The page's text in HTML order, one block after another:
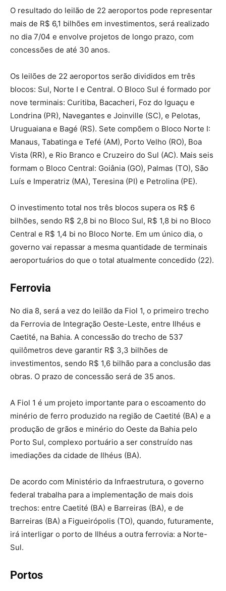
O resultado do leilão de 22 aeroportos pode representar
mais de R$ 6,1 bilhões em investimentos, será realizado
no dia 7/04 e envolve projetos de longo prazo, com
concessões de até 30 anos.
Os leilões de 22 aeroportos serão divididos em três
blocos: Sul, Norte I e Central. O Bloco Sul é formado por
nove terminais: Curitiba, Bacacheri, Foz do Iguaçu e
Londrina (PR), Navegantes e Joinville (SC), e Pelotas,
Uruguaiana e Bagé (RS). Sete compõem o Bloco Norte I:
Manaus, Tabatinga e Tefé (AM), Porto Velho (RO), Boa
Vista (RR), e Rio Branco e Cruzeiro do Sul (AC). Mais seis
formam o Bloco Central: Goiânia (GO), Palmas (TO), São
Luís e Imperatriz (MA), Teresina (PI) e Petrolina (PE).
O investimento total nos três blocos supera os R$ 6
bilhões, sendo R$ 2,8 bi no Bloco Sul, R$ 1,8 bi no Bloco
Central e R$ 1,4 bi no Bloco Norte. Em um único dia, o
governo vai repassar a mesma quantidade de terminais
aeroportuários do que o total atualmente concedido (22).
Ferrovia
No dia 8, será a vez do leilão da Fiol 1, o primeiro trecho
da Ferrovia de Integração Oeste-Leste, entre Ilhéus e
Caetité, na Bahia. A concessão do trecho de 537
quilômetros deve garantir R$ 3,3 bilhões de
investimentos, sendo R$ 1,6 bilhão para a conclusão das
obras. O prazo de concessão será de 35 anos.
A Fiol 1 é um projeto importante para o escoamento do
minério de ferro produzido na região de Caetité (BA) e a
produção de grãos e minério do Oeste da Bahia pelo
Porto Sul, complexo portuário a ser construído nas
imediações da cidade de Ilhéus (BA).
De acordo com Ministério da Infraestrutura, o governo
federal trabalha para a implementação de mais dois
trechos: entre Caetité (BA) e Barreiras (BA), e de
Barreiras (BA) a Figueirópolis (TO), quando, futuramente,
irá interligar o porto de Ilhéus a outra ferrovia: a Norte-
Sul.
Portos